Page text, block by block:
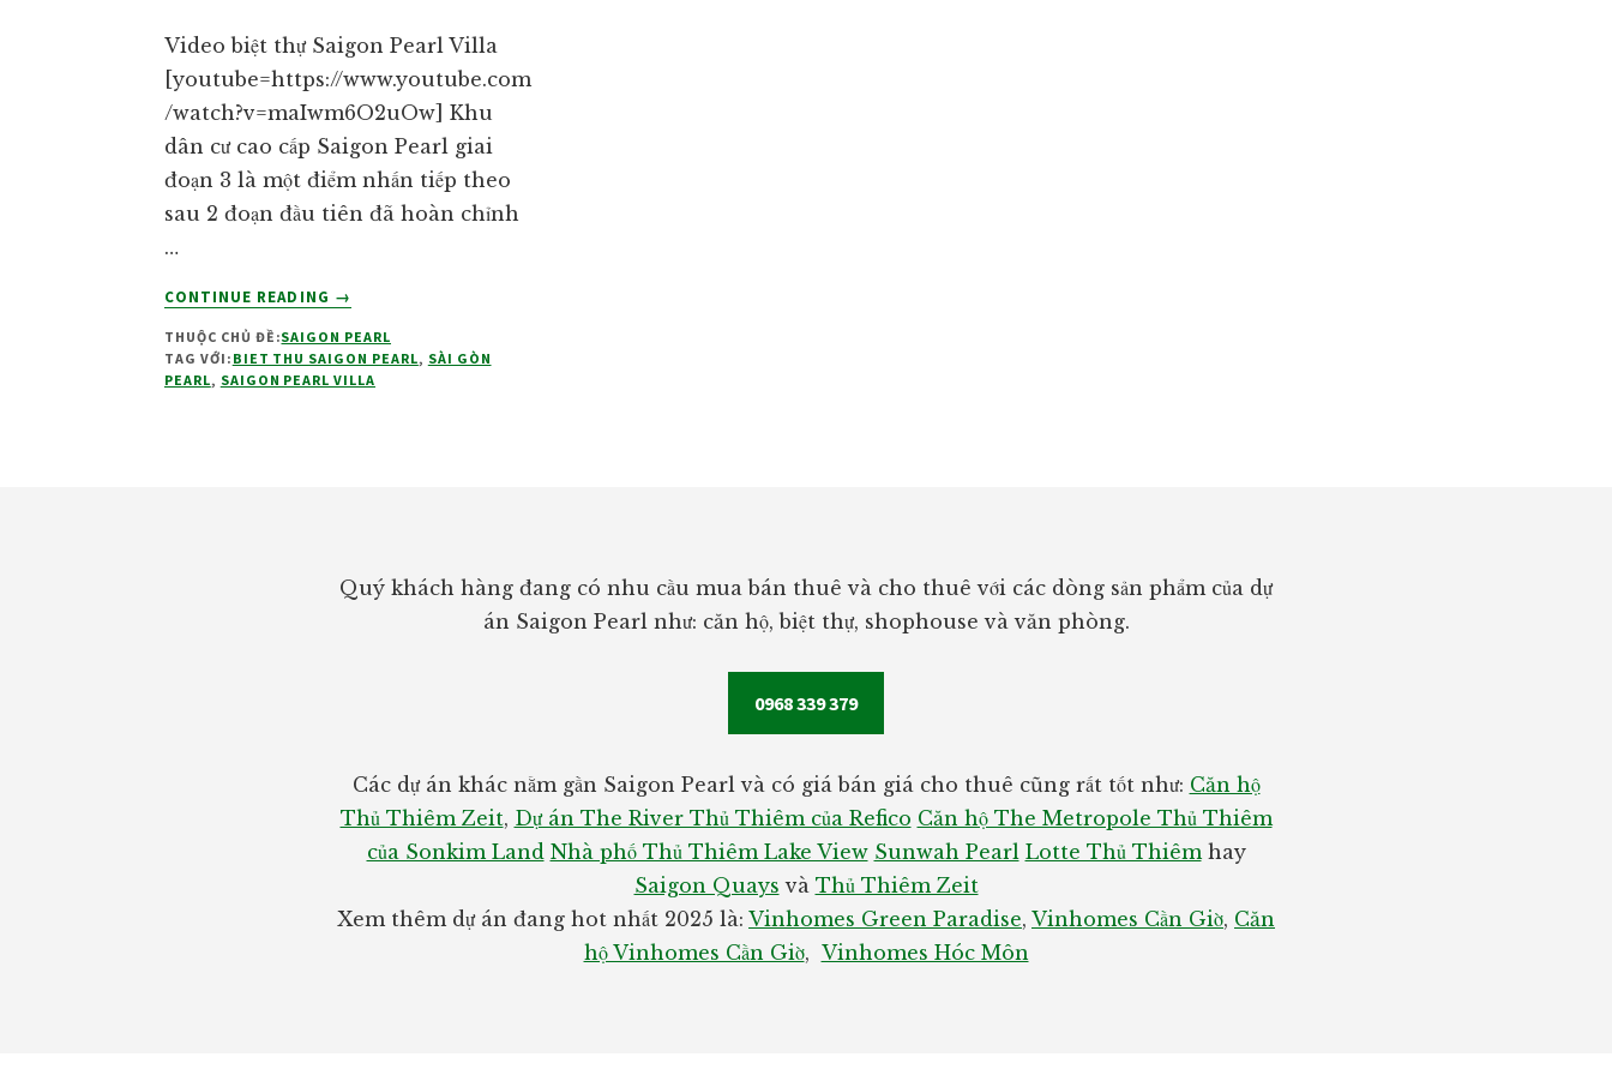
Video biệt thự Saigon Pearl Villa
[youtube=https://www.youtube.com
/watch?v=maIwm6O2uOw] Khu
dân cư cao cấp Saigon Pearl giai
đoạn 3 là một điểm nhấn tiếp theo
sau 2 đoạn đầu tiên đã hoàn chỉnh
…
CONTINUE READING
VỀVIDEO
THỰ
SAIGON
→
THUỘC CHỦ ĐỀ:SAIGON PEARL
TAG VỚI: BIET THU SAIGON PEARL, SÀI GÒN
PEARL, SAIGON PEARL VILLA
Quý khách hàng đang có nhu cầu mua bán thuê và cho thuê với các dòng sản phẩm của dự
án Saigon Pearl như: căn hộ, biệt thự, shophouse và văn phòng.
0968 339 379
Các dự án khác nằm gần Saigon Pearl và có giá bán giá cho thuê cũng rất tốt như: Căn hộ
Thủ Thiêm Zeit, Dự án The River Thủ Thiêm của Refico Căn hộ The Metropole Thủ Thiêm
của Sonkim Land Nhà phố Thủ Thiêm Lake View Sunwah Pearl Lotte Thủ Thiêmhay
Saigon Quays và Thủ Thiêm Zeit
Xem thêm dự án đang hot nhất 2025 là: Vinhomes Green Paradise, Vinhomes Cần Giờ, Căn
hộ Vinhomes Cần Giờ, Vinhomes Hóc Môn